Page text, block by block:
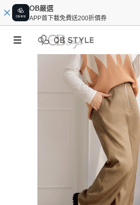
OB嚴選
APP首下載免費送200折價券